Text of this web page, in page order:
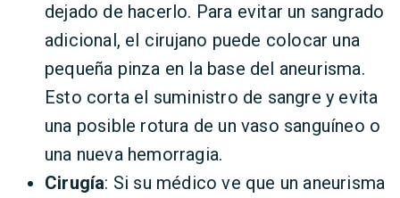
dejado de hacerlo. Para evitar un sangrado
adicional, el cirujano puede colocar una
pequeña pinza en la base del aneurisma.
Esto corta el suministro de sangre y evita
una posible rotura de un vaso sanguíneo o
una nueva hemorragia.
Cirugía: Si su médico ve que un aneurisma